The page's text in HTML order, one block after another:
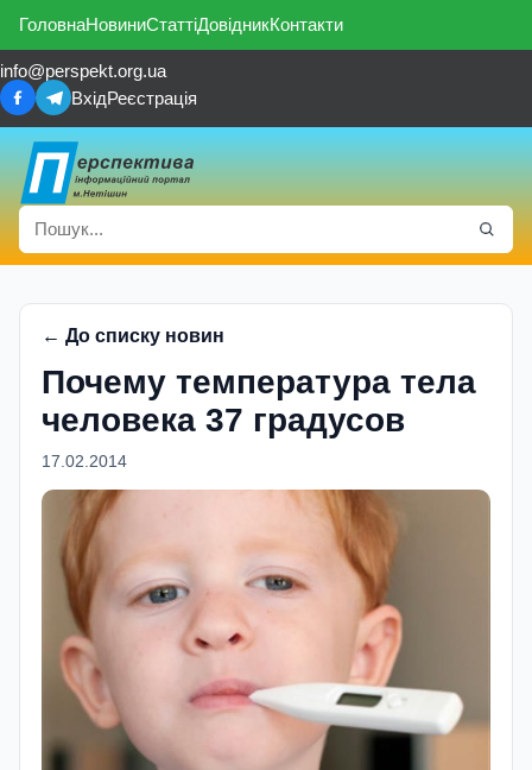
ГоловнаНовиниСтаттіДовідникКонтакти
info@perspekt.org.ua
ВхідРеєстрація
← До списку новин
Почему температура тела
человека 37 градусов
17.02.2014